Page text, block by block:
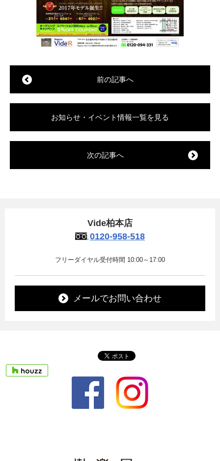
前の記事へ
お知らせ・イベント情報一覧を見る
次の記事へ
Vide柏本店
0120-958-518
フリーダイヤル受付時間 10:00～17:00
メールでお問い合わせ